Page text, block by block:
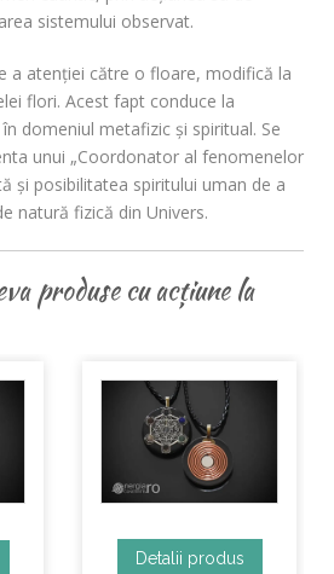
sistemului observat.
a atenţiei către o floare, modifică la
flori. Acest fapt conduce la
domeniul metafizic şi spiritual. Se
unui „Coordonator al fenomenelor
şi posibilitatea spiritului uman de a
natură fizică din Univers.
produse cu acțiune la